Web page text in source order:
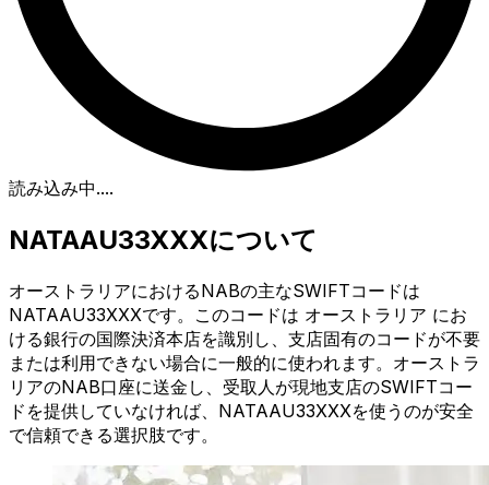
読み込み中....
NATAAU33XXXについて
オーストラリアにおけるNABの主なSWIFTコードは
NATAAU33XXXです。このコードは オーストラリア にお
ける銀行の国際決済本店を識別し、支店固有のコードが不要
または利用できない場合に一般的に使われます。オーストラ
リアのNAB口座に送金し、受取人が現地支店のSWIFTコー
ドを提供していなければ、NATAAU33XXXを使うのが安全
で信頼できる選択肢です。